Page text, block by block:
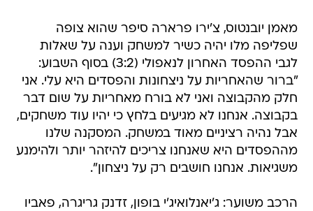
מאמן יובנטוס, צ'ירו פרארה סיפר שהוא צופה
שפליפה מלו יהיה כשיר למשחק וענה על שאלות
לגבי ההפסד האחרון לנאפולי (3:2) בסוף השבוע:
"ברור שהאחריות על ניצחונות והפסדים היא עלי. אני
חלק מהקבוצה ואני לא בורח מאחריות על שום דבר
בקבוצה. אנחנו לא מגיעים בלחץ כי יהיו עוד משחקים,
אבל נהיה רציניים מאוד במשחק. המסקנה שלנו
מההפסדים היא שאנחנו צריכים להיזהר יותר ולהימנע
משגיאות. אנחנו חושבים רק על ניצחון".
הרכב משוער: ג'יאנלואיג'י בופון, זדנק גריגרה, פאביו